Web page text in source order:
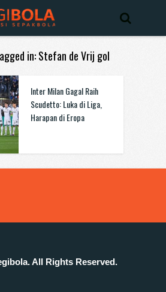
in: Stefan de Vrij gol
Inter Milan Gagal Raih
Scudetto: Luka di Liga,
Harapan di Eropa
All Rights Reserved.